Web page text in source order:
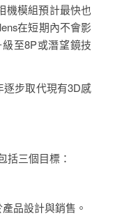
機模組預計最快也
在短期內不會影
至8P或潛望鏡技
逐步取代現有3D感
括三個目標：
品設計與銷售。